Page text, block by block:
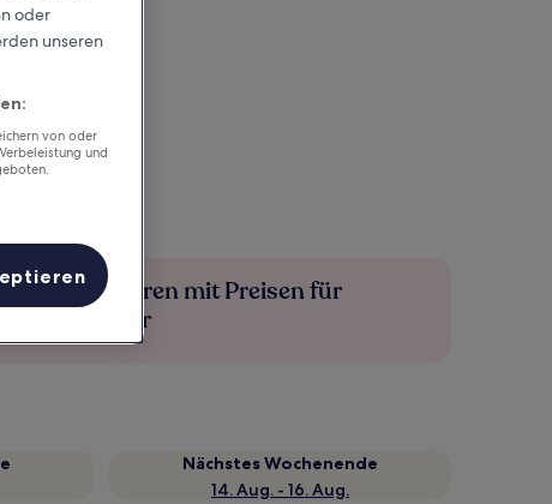
Mehr sparen mit Preisen für
Mitglieder
Nächstes Wochenende
14. Aug. - 16. Aug.
oder
unseren
von oder
und